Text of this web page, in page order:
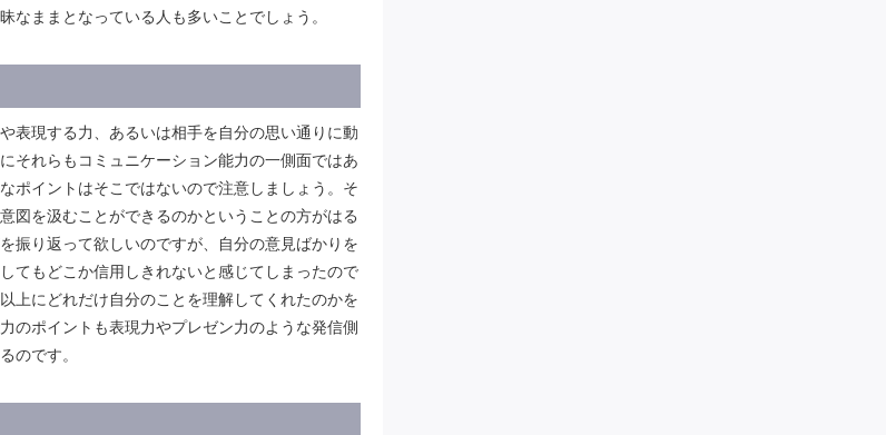
なままとなっている人も多いことでしょう。
表現する力、あるいは相手を自分の思い通りに動
それらもコミュニケーション能力の一側面ではあ
ポイントはそこではないので注意しましょう。そ
図を汲むことができるのかということの方がはる
振り返って欲しいのですが、自分の意見ばかりを
てもどこか信用しきれないと感じてしまったので
上にどれだけ自分のことを理解してくれたのかを
のポイントも表現力やプレゼン力のような発信側
のです。